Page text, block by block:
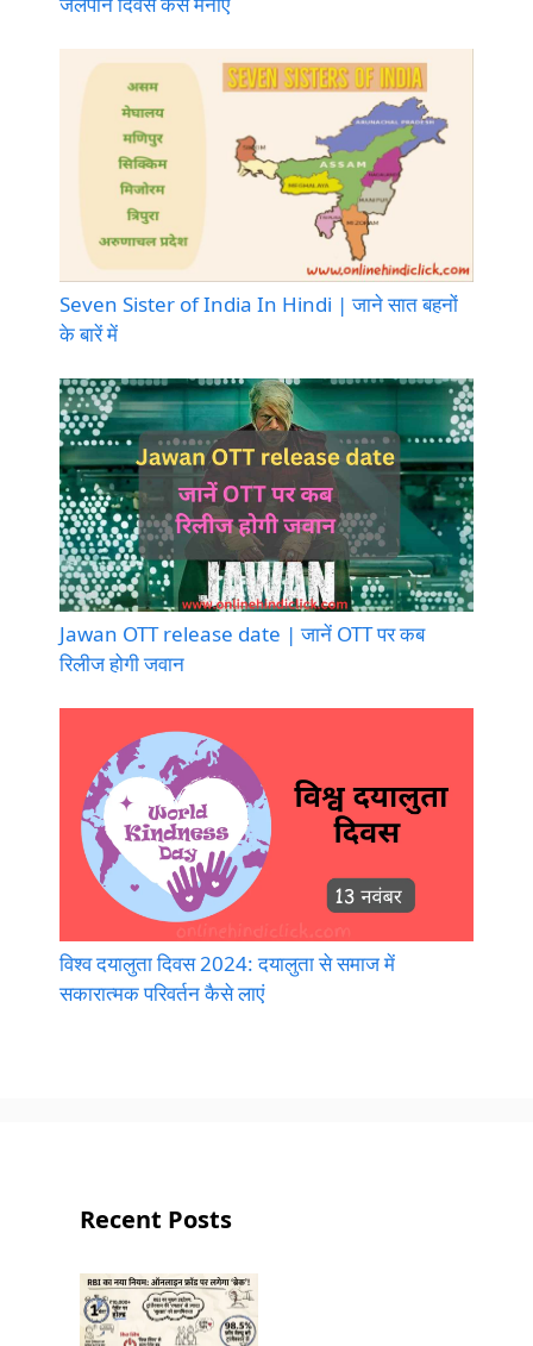
Seven Sister of India In Hindi | जाने सात बहनों
के बारें में
Jawan OTT release date | जानें OTT पर कब
रिलीज होगी जवान
विश्व दयालुता दिवस 2024: दयालुता से समाज में
सकारात्मक परिवर्तन कैसे लाएं
Recent Posts